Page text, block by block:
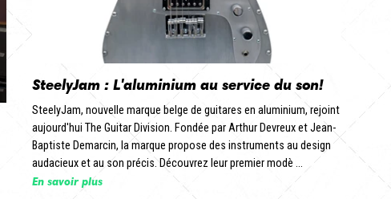
SteelyJam : L'aluminium au service du son!
SteelyJam, nouvelle marque belge de guitares en aluminium, rejoint
aujourd'hui The Guitar Division. Fondée par Arthur Devreux et Jean-
Baptiste Demarcin, la marque propose des instruments au design
audacieux et au son précis. Découvrez leur premier modè ...
En savoir plus